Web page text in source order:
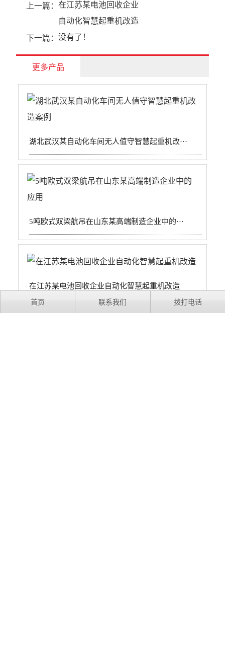
上一篇：在江苏某电池回收企业
自动化智慧起重机改造
下一篇：没有了！
更多产品
湖北武汉某自动化车间无人值守智慧起重机改···
5吨欧式双梁航吊在山东某高端制造企业中的···
在江苏某电池回收企业自动化智慧起重机改造
首页 联系我们 拨打电话